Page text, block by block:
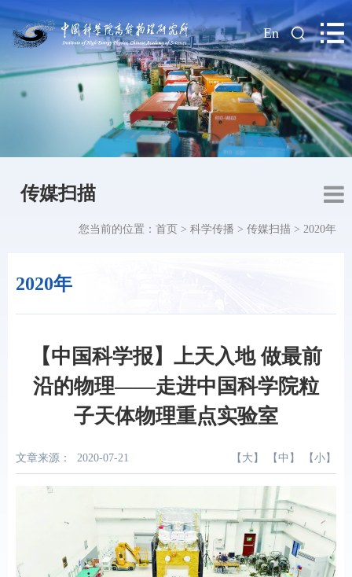
| En
传媒扫描
2020年
您当前的位置： 首页 > 科学传播 > 传媒扫描 > 2020年
【中国科学报】上天入地 做最前
沿的物理——走进中国科学院粒
子天体物理重点实验室
文章来源： 2020-07-21 【 大 】 【 中 】 【 小 】